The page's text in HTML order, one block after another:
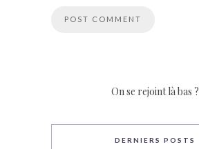
On se rejoint là bas ?
DERNIERS POSTS